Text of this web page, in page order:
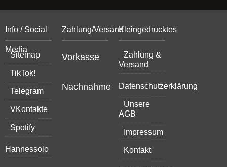
Info / Social
Media
Sitemap
TikTok!
Telegram
VKontakte
Spotify
Hannessolo
Zahlung/Versand
Vorkasse
Nachnahme
Kleingedrucktes
Zahlung &
Versand
Datenschutzerklärung
Unsere
AGB
Impressum
Kontakt